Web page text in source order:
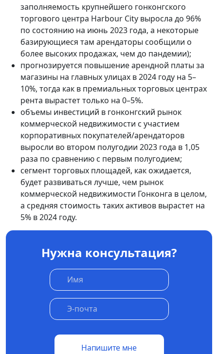
заполняемость крупнейшего гонконгского
торгового центра Harbour City выросла до 96%
по состоянию на июнь 2023 года, а некоторые
базирующиеся там арендаторы сообщили о
более высоких продажах, чем до пандемии);
прогнозируется повышение арендной платы за
магазины на главных улицах в 2024 году на 5–
10%, тогда как в премиальных торговых центрах
рента вырастет только на 0–5%.
объемы инвестиций в гонконгский рынок
коммерческой недвижимости с участием
корпоративных покупателей/арендаторов
выросли во втором полугодии 2023 года в 1,05
раза по сравнению с первым полугодием;
сегмент торговых площадей, как ожидается,
будет развиваться лучше, чем рынок
коммерческой недвижимости Гонконга в целом,
а средняя стоимость таких активов вырастет на
5% в 2024 году.
Нужна консультация?
Напишите мне